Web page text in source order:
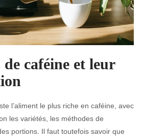
de caféine et leur
l’aliment le plus riche en caféine, avec
les variétés, les méthodes de
portions. Il faut toutefois savoir que